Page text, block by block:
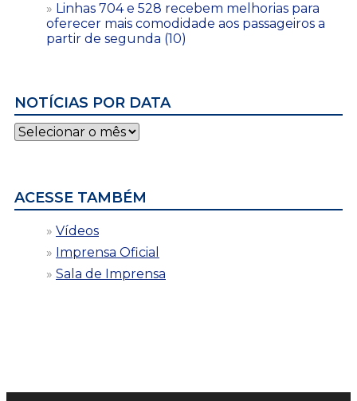
Linhas 704 e 528 recebem melhorias para
oferecer mais comodidade aos passageiros a
partir de segunda (10)
NOTÍCIAS POR DATA
Notícias
por
ACESSE TAMBÉM
Vídeos
Imprensa Oficial
Sala de Imprensa